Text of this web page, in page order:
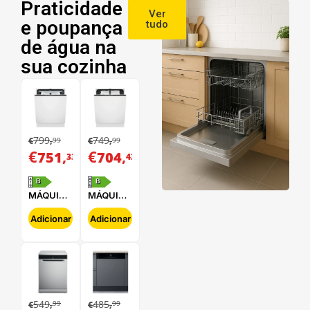
Praticidade
e poupança
de água na
sua cozinha
Ver
tudo
€799,99
€751,33
B
MÁQUINA
DE LAVAR
LOUÇA
ELECTROLUX
E62LB202S
Adicionar
€749,99
€704,43
B
MÁQUINA
DE LAVAR
LOUÇA
ELECTROLUX
E62LB100S
Adicionar
€549,99 €485,99